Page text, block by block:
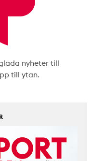
nyheter till
till ytan.